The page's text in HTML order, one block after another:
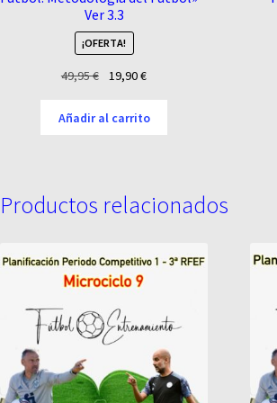
Ver 3.3
¡OFERTA!
49,95€
original
19,90€El
actual
Añadir al carrito
Productos relacionados